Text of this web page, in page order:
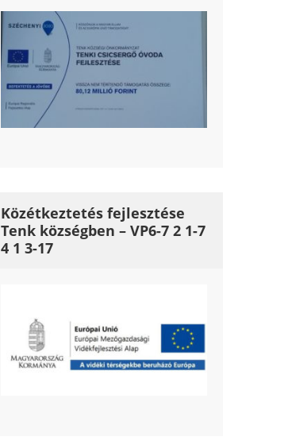
Közétkeztetés fejlesztése
Tenk községben – VP6-7 2 1-7
4 1 3-17